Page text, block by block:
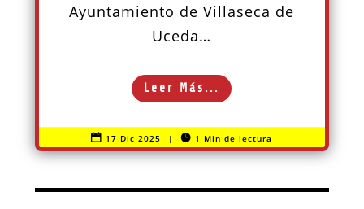
Ayuntamiento de Villaseca de
Uceda…
Leer Más...
 17 Dic 2025 |  1 Min de lectura